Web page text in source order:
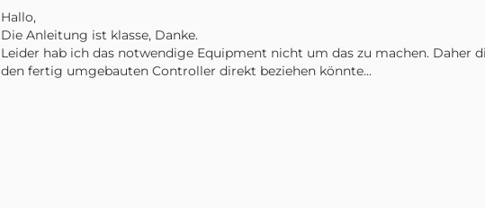
Hallo,
Die Anleitung ist klasse, Danke.
Leider hab ich das notwendige Equipment nicht um das zu machen. Daher
den fertig umgebauten Controller direkt beziehen könnte...